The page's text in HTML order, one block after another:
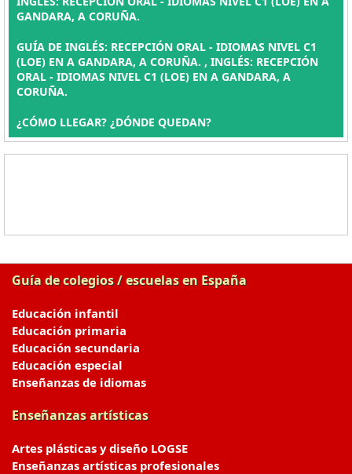
GANDARA, A CORUÑA.
GUÍA DE INGLÉS: RECEPCIÓN ORAL - IDIOMAS NIVEL C1
(LOE) EN A GANDARA, A CORUÑA. , INGLÉS: RECEPCIÓN
ORAL - IDIOMAS NIVEL C1 (LOE) EN A GANDARA, A
CORUÑA.
¿CÓMO LLEGAR? ¿DÓNDE QUEDAN?
Guía de colegios / escuelas en España
Educación infantil
Educación primaria
Educación secundaria
Educación especial
Enseñanzas de idiomas
Enseñanzas artísticas
Artes plásticas y diseño LOGSE
Enseñanzas artísticas profesionales